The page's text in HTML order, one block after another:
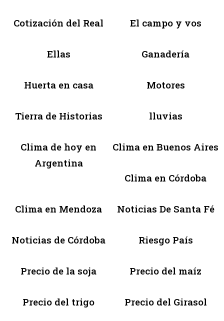
Cotización del Real El campo y vos
Ellas Ganadería
Huerta en casa Motores
Tierra de Historias lluvias
Clima de hoy en
Argentina
Clima en Buenos Aires
Clima en Córdoba
Clima en Mendoza Noticias De Santa Fé
Noticias de Córdoba Riesgo País
Precio de la soja Precio del maíz
Precio del trigo Precio del Girasol